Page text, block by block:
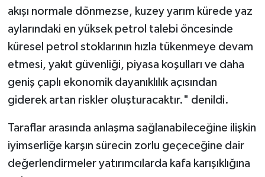
akışı normale dönmezse, kuzey yarım kürede yaz
aylarındaki en yüksek petrol talebi öncesinde
küresel petrol stoklarının hızla tükenmeye devam
etmesi, yakıt güvenliği, piyasa koşulları ve daha
geniş çaplı ekonomik dayanıklılık açısından
giderek artan riskler oluşturacaktır." denildi.
Taraflar arasında anlaşma sağlanabileceğine ilişkin
iyimserliğe karşın sürecin zorlu geçeceğine dair
değerlendirmeler yatırımcılarda kafa karışıklığına